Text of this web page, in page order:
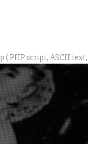
( PHP script, ASCII